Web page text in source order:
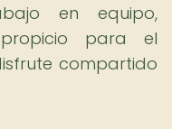
en equipo,
para el
compartido